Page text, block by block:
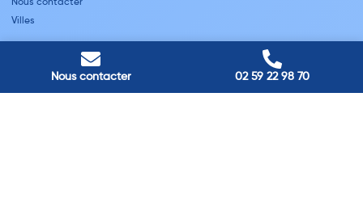
Nous contacter 02 59 22 98 70
Nous contacter
Villes
Nos adresses
Louviers
45 avenue Winston Churchill, Louviers, France